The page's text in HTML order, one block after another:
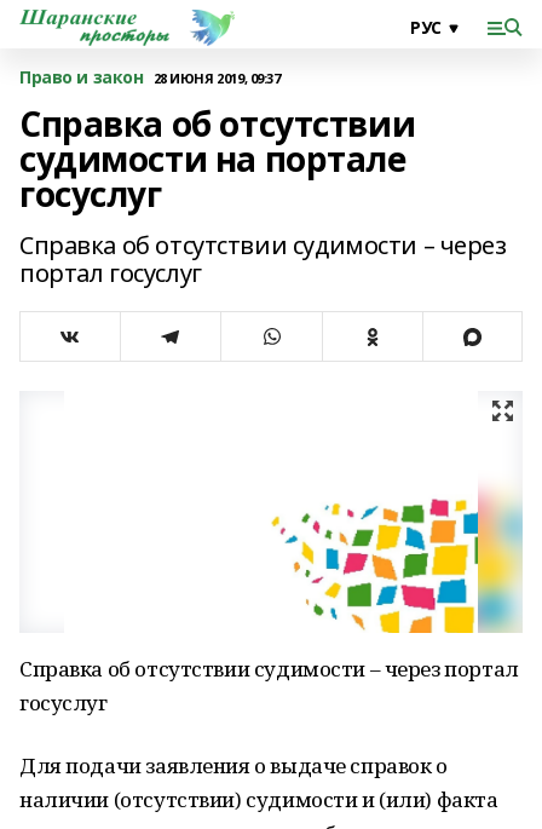
Право и закон 28 ИЮНЯ 2019, 09:37
Справка об отсутствии
судимости на портале
госуслуг
Справка об отсутствии судимости – через
портал госуслуг
Справка об отсутствии судимости – через портал
госуслуг
Для подачи заявления о выдаче справок о
наличии (отсутствии) судимости и (или) факта